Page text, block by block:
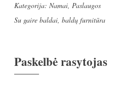
Kategorija: Namai, Paslaugos
Su gaire baldai, baldų furnitūra
Paskelbėrasytojas